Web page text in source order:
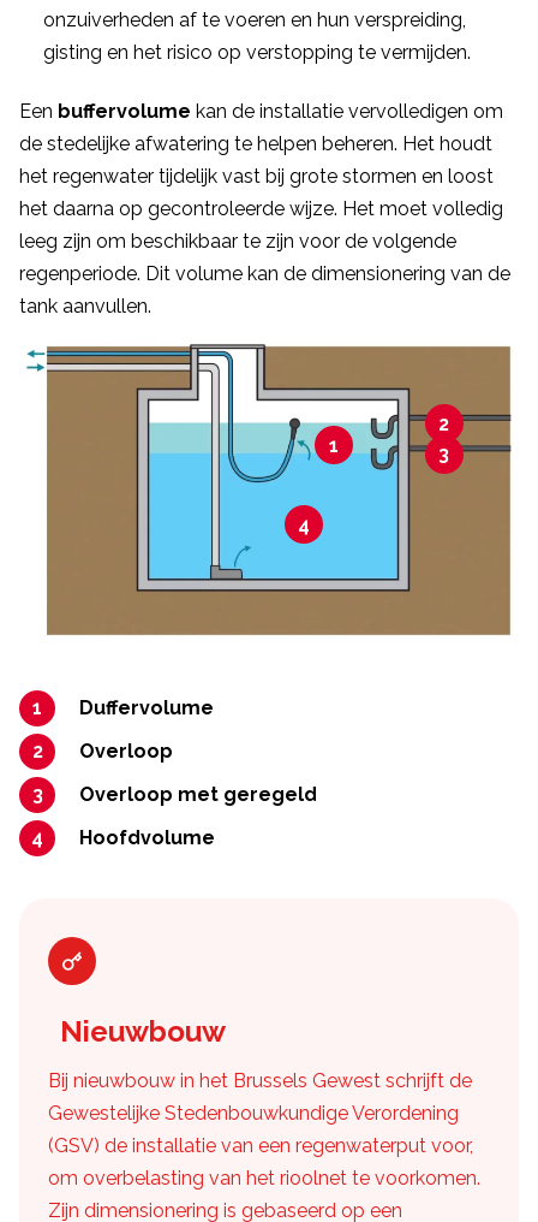
onzuiverheden af te voeren en hun verspreiding,
gisting en het risico op verstopping te vermijden.
Een buffervolume kan de installatie vervolledigen om
de stedelijke afwatering te helpen beheren. Het houdt
het regenwater tijdelijk vast bij grote stormen en loost
het daarna op gecontroleerde wijze. Het moet volledig
leeg zijn om beschikbaar te zijn voor de volgende
regenperiode. Dit volume kan de dimensionering van de
tank aanvullen.
1
2
3
4
Duffervolume
Overloop
Overloop met geregeld
Hoofdvolume
Nieuwbouw
Bij nieuwbouw in het Brussels Gewest schrijft de
Gewestelijke Stedenbouwkundige Verordening
(GSV) de installatie van een regenwaterput voor,
om overbelasting van het rioolnet te voorkomen.
Zijn dimensionering is gebaseerd op een